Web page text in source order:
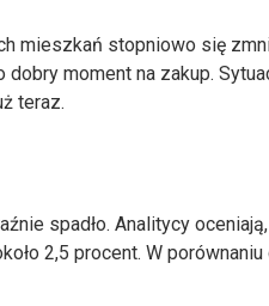
mieszkań stopniowo się
moment na zakup.
teraz.
spadło. Analitycy
2,5 procent. W